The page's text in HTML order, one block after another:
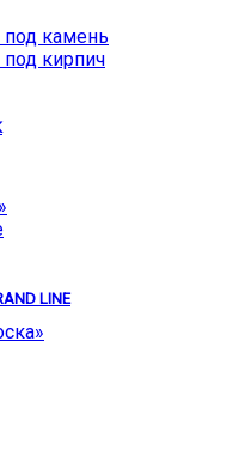
камень
кирпич
LINE